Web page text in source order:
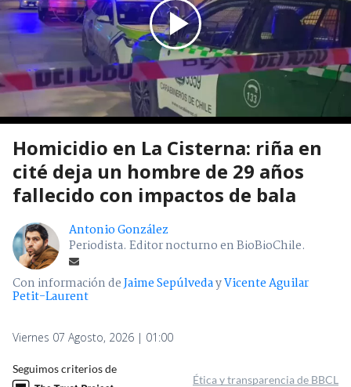
Homicidio en La Cisterna: riña en
cité deja un hombre de 29 años
fallecido con impactos de bala
Antonio González
Periodista. Editor nocturno en BioBioChile.
Con información deJaime SepúlvedayVicente Aguilar
Petit-Laurent
Viernes 07 Agosto, 2026 | 01:00
Seguimos criterios de
Ética y transparencia de BBCL